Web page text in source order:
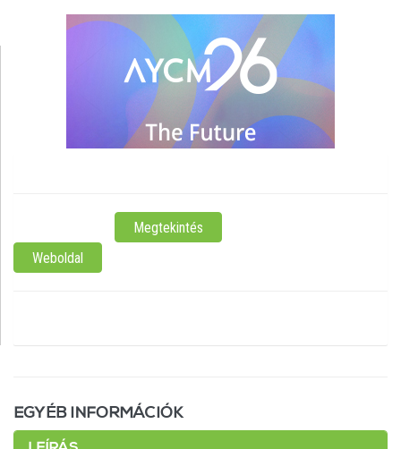
Megtekintés
Weboldal
EGYÉB INFORMÁCIÓK